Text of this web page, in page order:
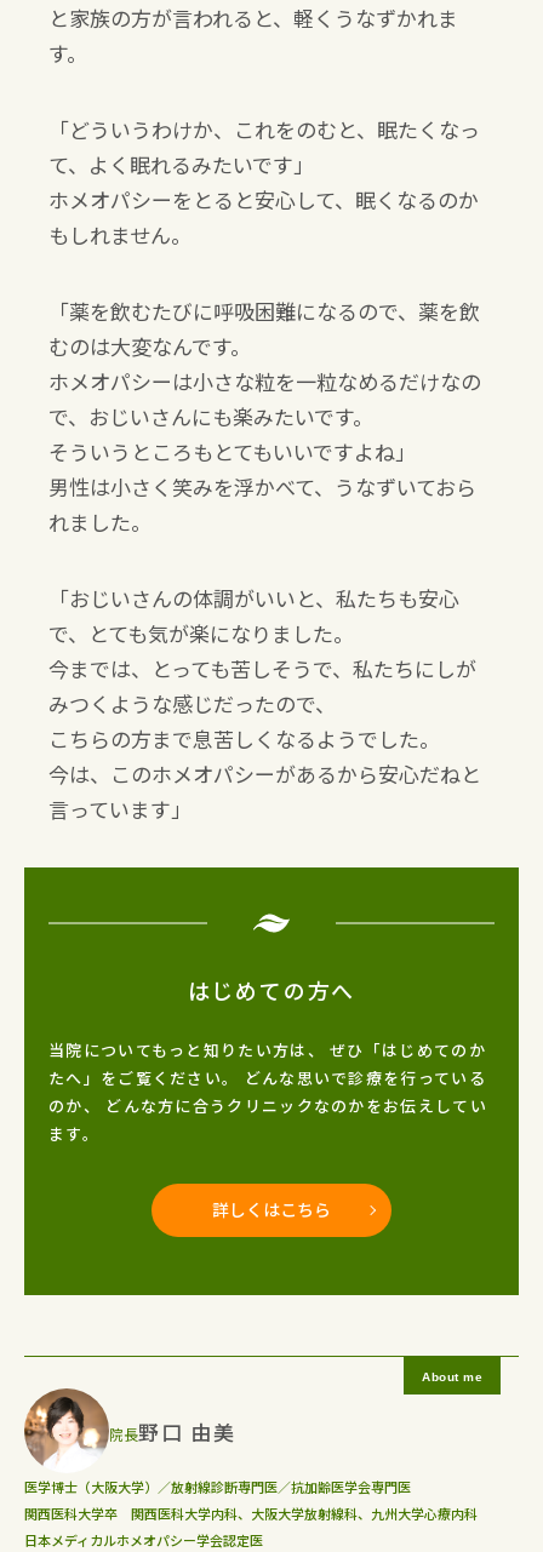
と家族の方が言われると、軽くうなずかれま
す。
「どういうわけか、これをのむと、眠たくなっ
て、よく眠れるみたいです」
ホメオパシーをとると安心して、眠くなるのか
もしれません。
「薬を飲むたびに呼吸困難になるので、薬を飲
むのは大変なんです。
ホメオパシーは小さな粒を一粒なめるだけなの
で、おじいさんにも楽みたいです。
そういうところもとてもいいですよね」
男性は小さく笑みを浮かべて、うなずいておら
れました。
「おじいさんの体調がいいと、私たちも安心
で、とても気が楽になりました。
今までは、とっても苦しそうで、私たちにしが
みつくような感じだったので、
こちらの方まで息苦しくなるようでした。
今は、このホメオパシーがあるから安心だねと
言っています」
はじめての方へ
当院についてもっと知りたい方は、
ぜひ「はじめてのか
たへ」をご覧ください。
どんな思いで診療を行っている
のか、
どんな方に合うクリニックなのかをお伝えしてい
ます。
詳しくはこちら
院長野口 由美
医学博士（大阪大学）／放射線診断専門医／抗加齢医学会専門医
関西医科大学卒 関西医科大学内科、大阪大学放射線科、九州大学心療内科
日本メディカルホメオパシー学会認定医